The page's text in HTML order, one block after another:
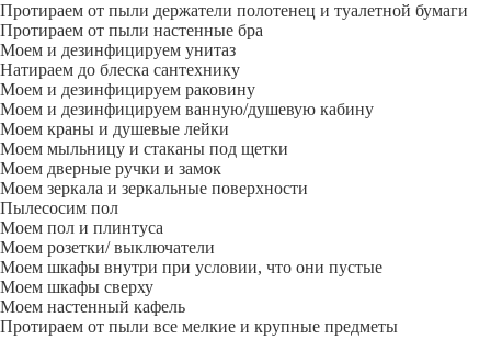
Протираем от пыли держатели полотенец и туалетной бумаги
Протираем от пыли настенные бра
Моем и дезинфицируем унитаз
Натираем до блеска сантехнику
Моем и дезинфицируем раковину
Моем и дезинфицируем ванную/душевую кабину
Моем краны и душевые лейки
Моем мыльницу и стаканы под щетки
Моем дверные ручки и замок
Моем зеркала и зеркальные поверхности
Пылесосим пол
Моем пол и плинтуса
Моем розетки/ выключатели
Моем шкафы внутри при условии, что они пустые
Моем шкафы сверху
Моем настенный кафель
Протираем от пыли все мелкие и крупные предметы